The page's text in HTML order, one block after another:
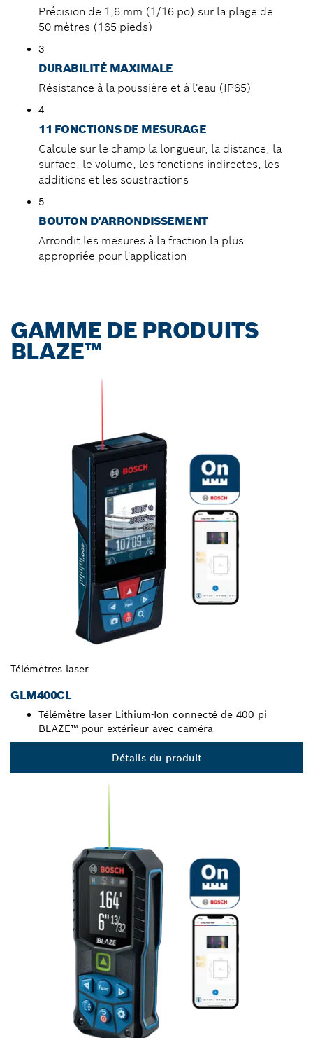
Précision de 1,6 mm (1/16 po) sur la plage de
50 mètres (165 pieds)
3
DURABILITÉ MAXIMALE
Résistance à la poussière et à l'eau (IP65)
4
11 FONCTIONS DE MESURAGE
Calcule sur le champ la longueur, la distance, la
surface, le volume, les fonctions indirectes, les
additions et les soustractions
5
BOUTON D'ARRONDISSEMENT
Arrondit les mesures à la fraction la plus
appropriée pour l'application
GAMME DE PRODUITS
BLAZE™
Télémètres laser
GLM400CL
Télémètre laser Lithium-Ion connecté de 400 pi
BLAZE™ pour extérieur avec caméra
Détails du produit